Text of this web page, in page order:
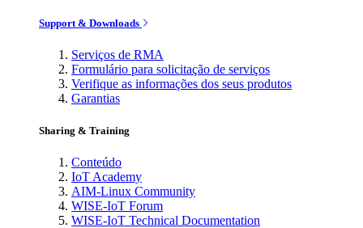
Support & Downloads
Serviços de RMA
Formulário para solicitação de serviços
Verifique as informações dos seus produtos
Garantias
Sharing & Training
Conteúdo
IoT Academy
AIM-Linux Community
WISE-IoT Forum
WISE-IoT Technical Documentation